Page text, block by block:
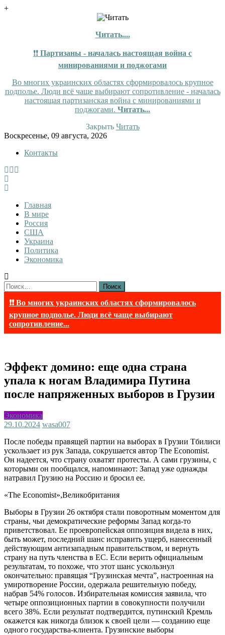
+
Читать....
❗❗ Партизаны - началась настоящая война с
минированиями и поджогами
Во многих украинских областях сформировалось крупное
подполье. Люди всё чаще выбирают сопротивление - началась
настоящая партизанская война с минированиями и
поджогами. Читать...
Закрыть Читать
Skip
content
Воскресенье, 09 августа, 2026
Контакты
InfoRuss
InfoRuss — Новости
Главная
В мире
Россия
США
Украина
Политика
Экономика
Найти:
❗❗ Во многих украинских областях сформировалось
крупное подполье. Люди всё чаще выбирают
сопротивление...
Эффект домино: еще одна страна
упала к ногам Владимира Путина
после напряженных выборов в Грузии
Экономика
29.10.2024 wasa007
После победы правящей партии на выборах в Грузии Тбилиси
ускользает из рук Запада, сокрушается автор The Economist.
Он надеется, что страну охватят протесты. А сами грузины, с
которыми он пообщался, напоминают: Запад уже однажды
натравил Грузию на Россию и бросил ее.
«The Economist»,Великобритания
Выборы в Грузии 26 октября стали поворотным моментом для
страны, чьи демократические реформы Запад когда-то
приветствовал. Ее проевропейская оппозиция видела в них,
быть может, последний шанс исправить ущерб, нанесенный
действующим антизападным правительством, и вернуть
страну на путь членства в ЕС. Если верить официальным
результатам, то похоже, что этот шанс ускользнул
окончательно: правящая “Грузинская мечта”, настроенная на
умиротворение России, одержала решительную победу,
набрав 54% голосов. Избирательная комиссия заявила, что
четыре оппозиционных партии в совокупности получили
всего 38%. Если результат подтвердится, путинский Кремль
окажется как никогда близок к своей цели — созданию еще
одного государства-клиента. Грузинские выборы